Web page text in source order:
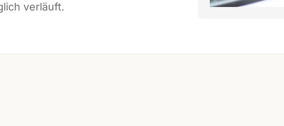
verläuft.